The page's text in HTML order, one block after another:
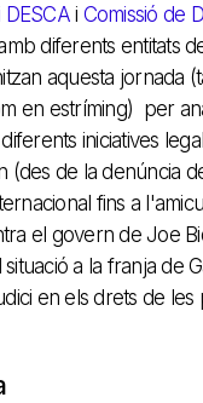
i Comissió de
diferents entitats
aquesta jornada
en estríming) per
iniciatives
(des de la denúncia
fins a
el govern de Joe
a la franja de
en els drets de les